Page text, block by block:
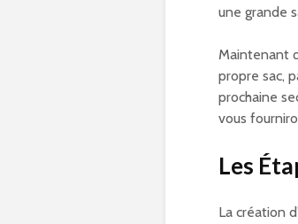
une grande
Maintenant
propre sac,
prochaine
vous
Les
La création